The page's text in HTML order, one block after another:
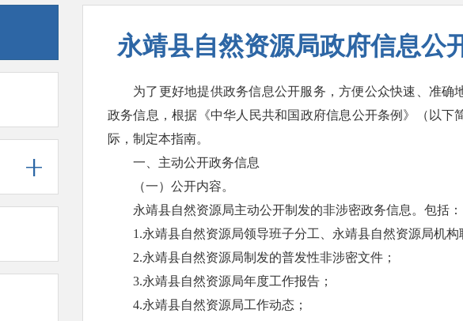
永靖县自然资源局政府信息公
为了更好地提供政务信息公开服务，方便公众快速、准确
政务信息，根据《中华人民共和国政府信息公开条例》（以下
际，制定本指南。
一、主动公开政务信息
（一）公开内容。
永靖县自然资源局主动公开制发的非涉密政务信息。包括：
1.永靖县自然资源局领导班子分工、永靖县自然资源局机构
2.永靖县自然资源局制发的普发性非涉密文件；
3.永靖县自然资源局年度工作报告；
4.永靖县自然资源局工作动态；